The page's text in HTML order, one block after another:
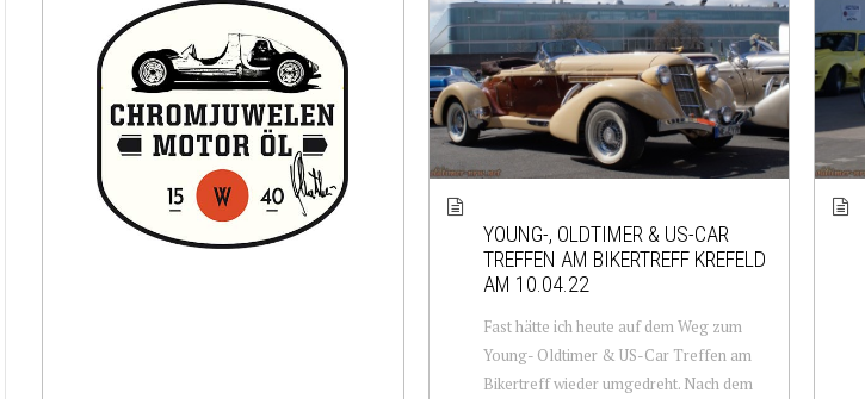
YOUNG-, OLDTIMER & US-CAR
TREFFEN AM BIKERTREFF KREFELD
AM 10.04.22
Fast hätte ich heute auf dem Weg zum
Young- Oldtimer & US-Car Treffen am
Bikertreff wieder umgedreht. Nach dem